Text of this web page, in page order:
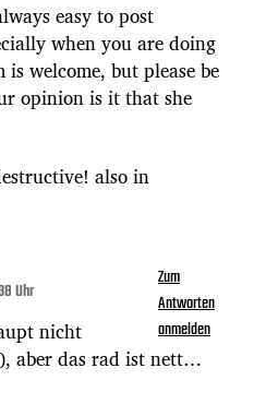
easy to post
when you are doing
welcome, but please be
opinion is it that she
also in
Uhr
nicht
aber das rad ist nett…
Zum
Antworten
anmelden